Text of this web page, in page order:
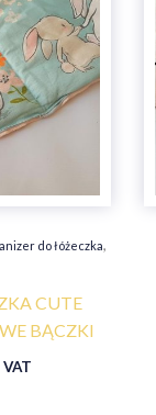
do łóżeczka,
CUTE
BĄCZKI
VAT